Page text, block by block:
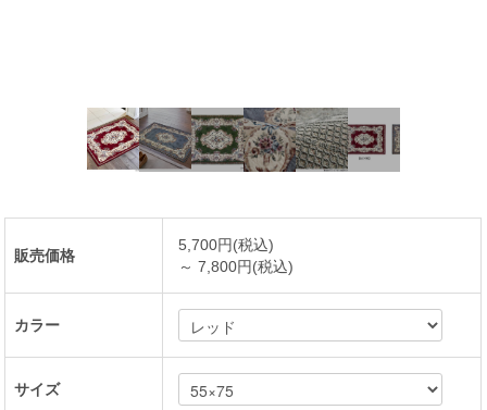
販売価格
5,700円(税込)
～ 7,800円(税込)
カラー
サイズ